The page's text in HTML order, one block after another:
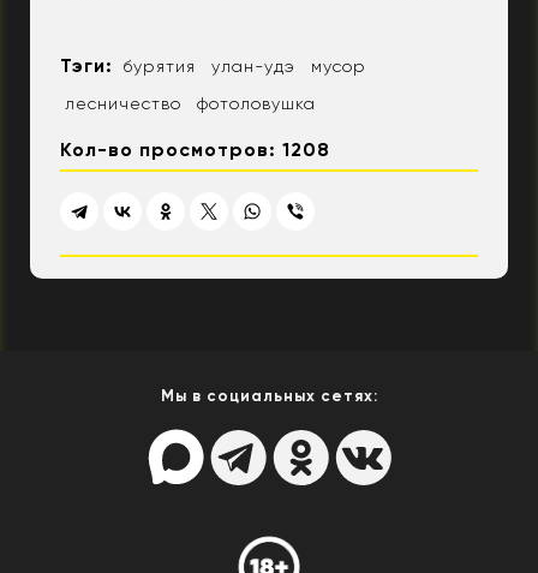
Тэги: бурятия улан-удэ
мусор
лесничество
фотоловушка
Кол-во просмотров: 1208
Мы в социальных сетях: